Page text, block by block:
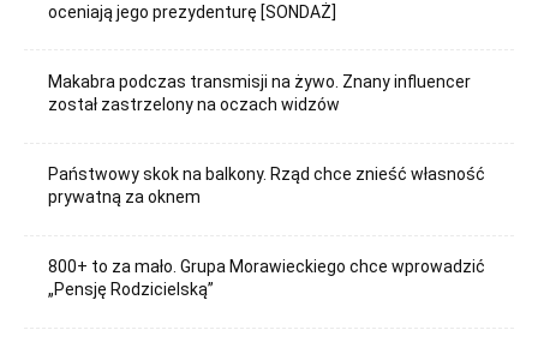
oceniają jego prezydenturę [SONDAŻ]
Makabra podczas transmisji na żywo. Znany influencer
został zastrzelony na oczach widzów
Państwowy skok na balkony. Rząd chce znieść własność
prywatną za oknem
800+ to za mało. Grupa Morawieckiego chce wprowadzić
„Pensję Rodzicielską”